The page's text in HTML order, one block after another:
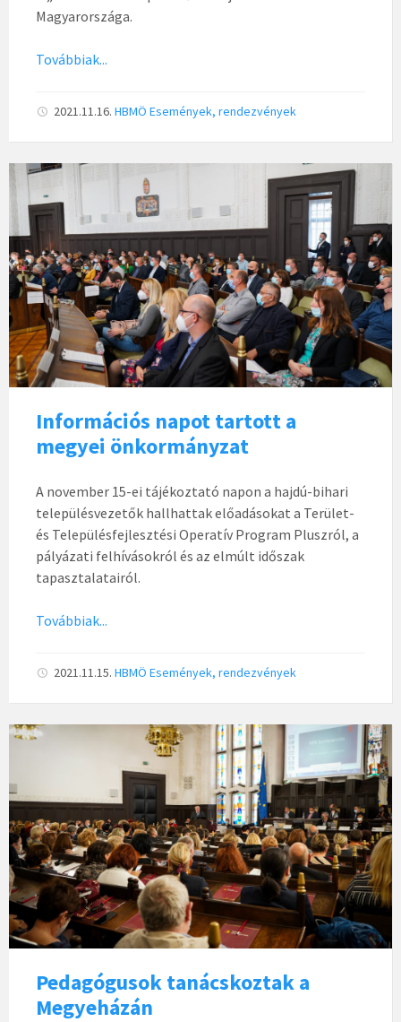
Magyarországa.
Továbbiak...
2021.11.16. HBMÖ Események, rendezvények
Információs napot tartott a
megyei önkormányzat
A november 15-ei tájékoztató napon a hajdú-bihari
településvezetők hallhattak előadásokat a Terület-
és Településfejlesztési Operatív Program Pluszról, a
pályázati felhívásokról és az elmúlt időszak
tapasztalatairól.
Továbbiak...
2021.11.15. HBMÖ Események, rendezvények
Pedagógusok tanácskoztak a
Megyeházán